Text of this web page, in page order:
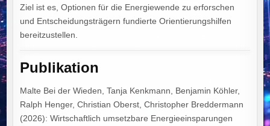
Ziel ist es, Optionen für die Energiewende zu erforschen
und Entscheidungsträgern fundierte Orientierungshilfen
bereitzustellen.
Publikation
Malte Bei der Wieden, Tanja Kenkmann, Benjamin Köhler,
Ralph Henger, Christian Oberst, Christopher Breddermann
(2026): Wirtschaftlich umsetzbare Energieeinsparungen